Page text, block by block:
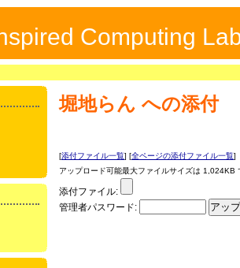
Computing
堀地らん への添付
[添付ファイル一覧] [全ページの添付ファイル一覧]
アップロード可能最大ファイルサイズは 1,024KB
添付ファイル:
管理者パスワード: